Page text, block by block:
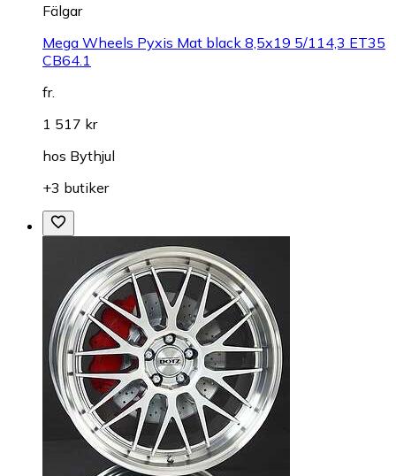
Fälgar
Mega Wheels Pyxis Mat black 8,5x19 5/114,3 ET35
CB64.1
fr.
1 517 kr
hos Bythjul
+3 butiker